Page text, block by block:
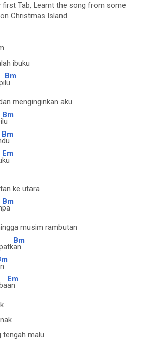
first Tab, Learnt the song from some
Christmas Island.
ibuku
Bm
lu
menginginkan aku
Bm
lu
Bm
du
Em
ku
ke utara
Bm
pa
musim rambutan
Bm
an
Em
an
tengah malu